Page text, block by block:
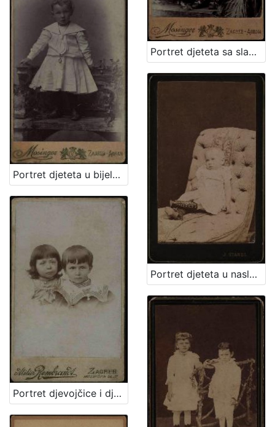
Portret djeteta sa slamnatim šeširom / Mosinger ; [izradio] Artistički zavod Mosinger
Portret djeteta u bijeloj haljinici i tamnim čizmicama / Artistički zavod Mosinger
Portret djeteta u naslonjaču / Ivan Standl
Portret djevojčice i dječaka / Atelier Rembrandt